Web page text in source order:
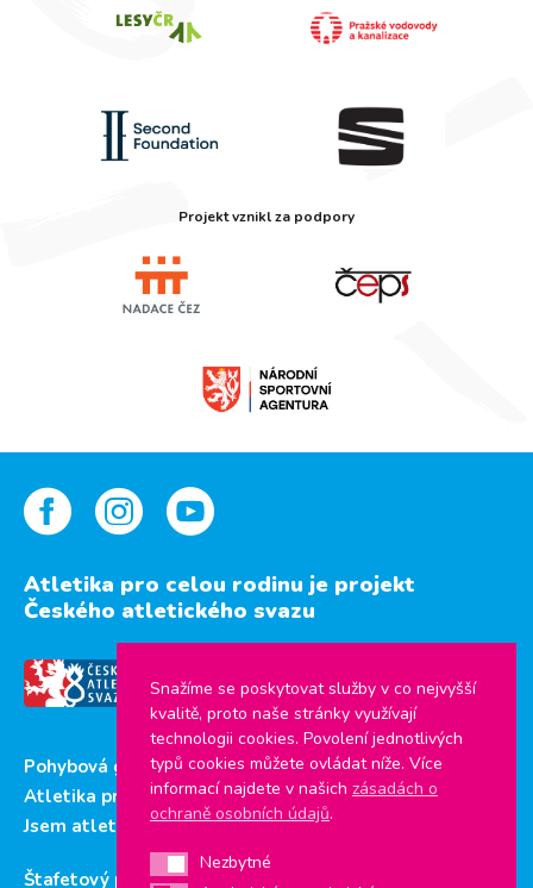
Projekt vznikl za podpory
Atletika pro celou rodinu je projekt
Českého atletického svazu
Pohybová gramotnost
Atletika pro děti
Jsem atlet
Štafetový pohár
Snažíme se poskytovat služby v co nejvyšší
kvalitě, proto naše stránky využívají
technologii cookies. Povolení jednotlivých
typů cookies můžete ovládat níže. Více
informací najdete v našich zásadách o
ochraně osobních údajů.
NezbytnéNezbytné